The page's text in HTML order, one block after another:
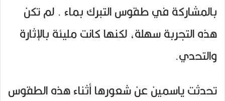
بالمشاركة في طقوس التبرك بماء . لم تكن
هذه التجربة سهلة، لكنها كانت مليئة بالإثارة
والتحدي.
تحدثت ياسمين عن شعورها أثناء هذه الطقوس